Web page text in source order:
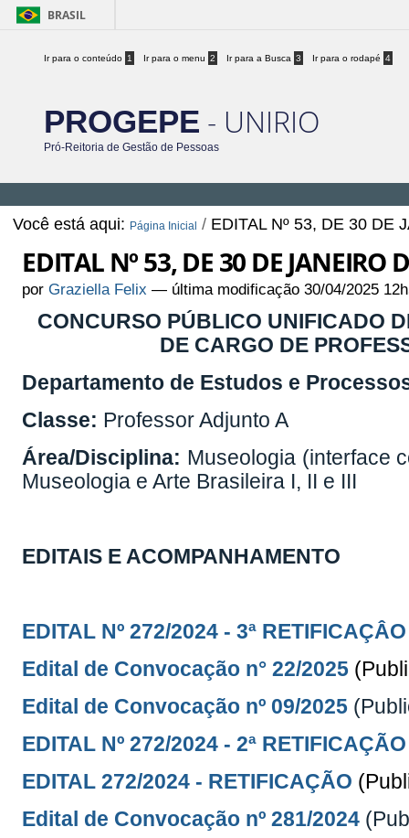
BRASIL
Ir para o conteúdo 1 Ir para o menu 2 Ir para a Busca 3 Ir para o rodapé 4
PROGEPE - UNIRIO
Pró-Reitoria de Gestão de Pessoas
Você está aqui: Página Inicial / EDITAL Nº 53, DE 30 DE
EDITAL Nº 53, DE 30 DE JANEIRO
porGraziella Felix — última modificação 30/04/2025
CONCURSO PÚBLICO UNIFICADO
DE CARGO DE
Departamento de Estudos e
Classe: Professor Adjunto A
Área/Disciplina: Museologia (interface
Museologia e Arte Brasileira I, II e III
EDITAIS E ACOMPANHAMENTO
EDITAL Nº 272/2024 -3ª RETIFICAÇÂO
Edital de Convocação n° 22/2025
Edital de Convocação nº 09/2025
EDITAL Nº 272/2024 - 2ª RETIFICAÇÃO
EDITAL 272/2024 - RETIFICAÇÃO
Edital de Convocação nº 281/2024